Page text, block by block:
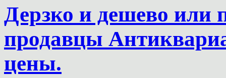
Дерзко и дешево или
продавцы
цены.